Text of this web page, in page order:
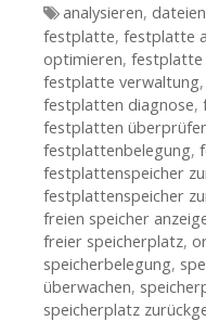
Tags
analysieren, dateien
festplatte, festplatte
optimieren, festplatte
festplatte verwaltung,
festplatten diagnose,
festplatten
festplattenbelegung,
festplattenspeicher
festplattenspeicher
freien speicher
freier speicherplatz,
speicherbelegung,
überwachen,
speicherplatz